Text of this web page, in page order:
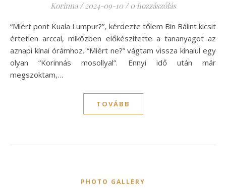
Korinna / 2024-09-10 / 0 hozzászólás
“Miért pont Kuala Lumpur?”, kérdezte tőlem Bin Bálint kicsit
értetlen arccal, miközben előkészítette a tananyagot az
aznapi kínai órámhoz. “Miért ne?” vágtam vissza kínaiul egy
olyan “Korinnás mosollyal”. Ennyi idő után már
megszoktam,…
TOVÁBB
PHOTO GALLERY